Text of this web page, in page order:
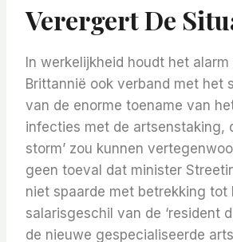
Verergert De
In werkelijkheid houdt het
Brittannië ook verband met het
van de enorme toename van
infecties met de artsenstaking,
storm’ zou kunnen
geen toeval dat minister
niet spaarde met betrekking tot
salarisgeschil van de ‘resident
de nieuwe gespecialiseerde